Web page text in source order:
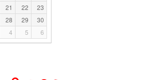
21 22
23
28 29
30
4 5 6